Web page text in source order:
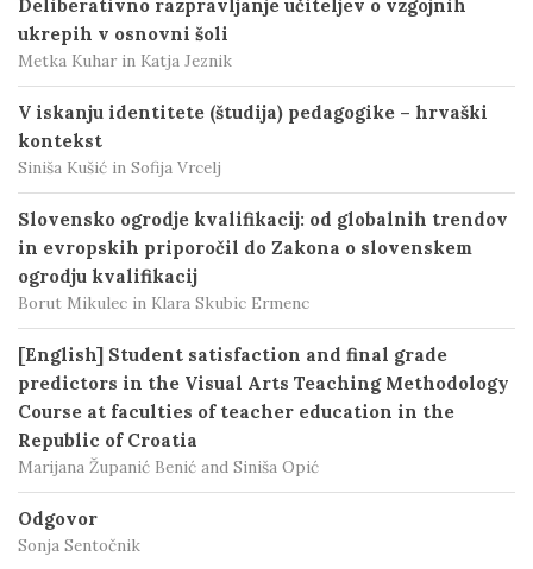
Deliberativno razpravljanje učiteljev o vzgojnih
ukrepih v osnovni šoli
Metka Kuhar in Katja Jeznik
V iskanju identitete (študija) pedagogike – hrvaški
kontekst
Siniša Kušić in Sofija Vrcelj
Slovensko ogrodje kvalifikacij: od globalnih trendov
in evropskih priporočil do Zakona o slovenskem
ogrodju kvalifikacij
Borut Mikulec in Klara Skubic Ermenc
[English] Student satisfaction and final grade
predictors in the Visual Arts Teaching Methodology
Course at faculties of teacher education in the
Republic of Croatia
Marijana Županić Benić and Siniša Opić
Odgovor
Sonja Sentočnik